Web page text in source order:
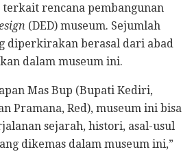
terkait rencana pembangunan
(DED) museum. Sejumlah
diperkirakan berasal dari abad
dalam museum ini.
Mas Bup (Bupati Kediri,
Pramana, Red), museum ini bisa
sejarah, histori, asal-usul
dikemas dalam museum ini,”